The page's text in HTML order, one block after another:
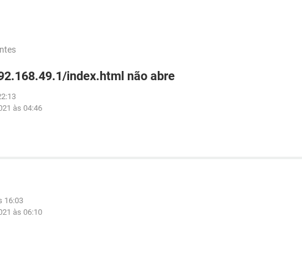
index.html não abre
às 04:46
16:03
às 06:10